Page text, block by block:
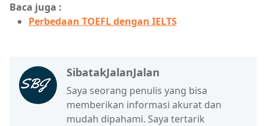
Baca juga :
Perbedaan TOEFL dengan IELTS
SibatakJalanJalan
Saya seorang penulis yang bisa
memberikan informasi akurat dan
mudah dipahami. Saya tertarik